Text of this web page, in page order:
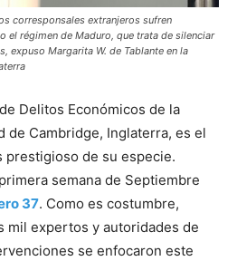
corresponsales extranjeros sufren
el régimen de Maduro, que trata de silenciar
expuso Margarita W. de Tablante en la
Delitos Económicos de la
de Cambridge, Inglaterra, es el
prestigioso de su especie.
semana de Septiembre
37. Como es costumbre,
mil expertos y autoridades de
se enfocaron este